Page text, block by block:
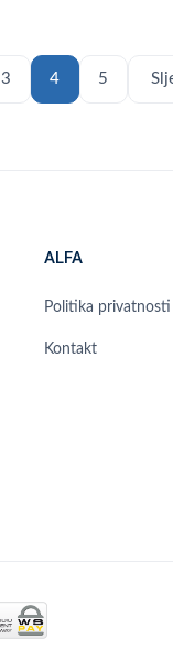
3 4 5
ALFA
Politika privatnosti
Kontakt